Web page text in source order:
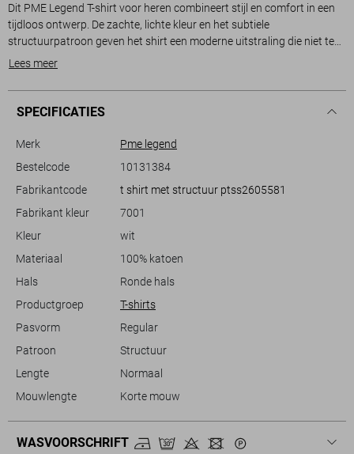
Dit PME Legend T-shirt voor heren combineert stijl en comfort in een
tijdloos ontwerp. De zachte, lichte kleur en het subtiele
structuurpatroon geven het shirt een moderne uitstraling die niet te
veel opvalt. Het is gemaakt van 100% katoen, wat zorgt voor een
De klassieke ronde hals en de korte mouwen maken dit T-shirt perfect
voor een casual look.
Met de regular fit pasvorm biedt dit T-shirt veelzijdigheid voor elke
vrienden, of combineer het met een nette broek voor een meer
verfijnde uitstraling. Het PME Legend logo op de borst voegt een
subtiel merkdetail toe zonder overweldigend te zijn. Dit T-shirt is een
past.
Lees meer
SPECIFICATIES
Merk
Pme legend
Bestelcode
10131384
Fabrikantcode
t shirt met structuur ptss2605581
Fabrikant kleur
7001
Kleur
wit
Materiaal
100% katoen
Hals
Ronde hals
Productgroep
T-shirts
Pasvorm
Regular
Patroon
Structuur
Lengte
Normaal
Mouwlengte
Korte mouw
WASVOORSCHRIFT